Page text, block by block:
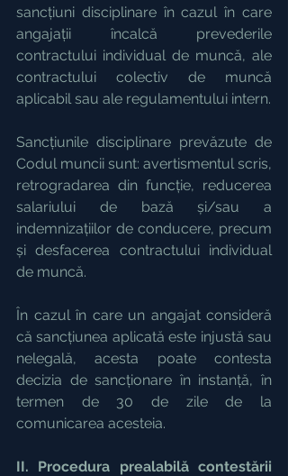
sancțiuni disciplinare în cazul în care
angajații încalcă prevederile
contractului individual de muncă, ale
contractului colectiv de muncă
aplicabil sau ale regulamentului intern.
Sancțiunile disciplinare prevăzute de
Codul muncii sunt: avertismentul scris,
retrogradarea din funcție, reducerea
salariului de bază și/sau a
indemnizațiilor de conducere, precum
și desfacerea contractului individual
de muncă.
În cazul în care un angajat consideră
că sancțiunea aplicată este injustă sau
nelegală, acesta poate contesta
decizia de sancționare în instanță, în
termen de 30 de zile de la
comunicarea acesteia.
II. Procedura prealabilă contestării